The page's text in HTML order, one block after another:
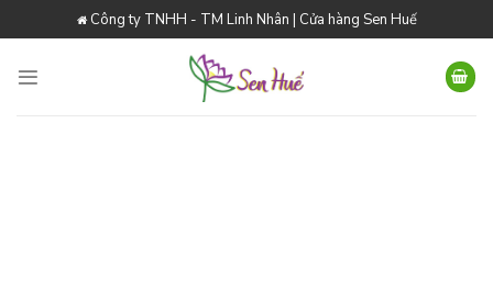
to
Công ty TNHH - TM Linh Nhân | Cửa hàng Sen Huế